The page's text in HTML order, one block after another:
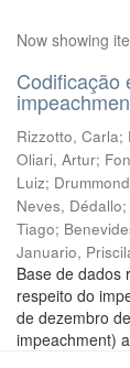
Now showing
Codificação
Rizzotto, Carla;
Oliari, Artur;
Luiz;
Neves, Dédallo;
Tiago;
Januario,
Base de dados
respeito do
de dezembro
impeachment)